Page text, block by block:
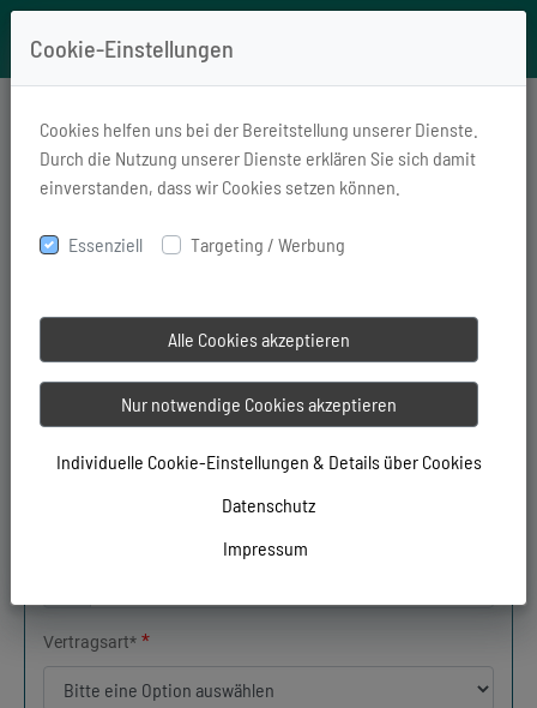
Widerrufsformular
Wenn Sie Ihren Vertrag widerrufen wollen, dann
Hiermit widerrufe ich den von mir
Erbringung folgender Dienstleistung.
Vertragsart* *
Cookie-Einstellungen
Cookies helfen uns bei der Bereitstellung unserer Dienste.
Durch die Nutzung unserer Dienste erklären Sie sich damit
einverstanden, dass wir Cookies setzen können.
Essenziell Targeting / Werbung
Alle Cookies akzeptieren
Nur notwendige Cookies akzeptieren
Individuelle Cookie-Einstellungen & Details über Cookies
Datenschutz
Impressum